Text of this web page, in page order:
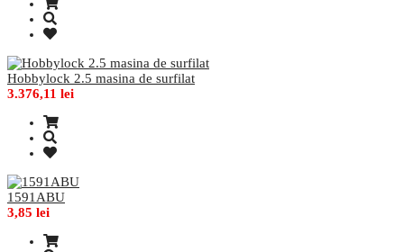
Hobbylock 2.5 masina de surfilat
3.376,11 lei
1591ABU
3,85 lei